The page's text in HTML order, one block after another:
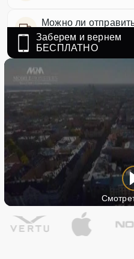
Можно ли
города?
Заберем и вернем
БЕСПЛАТНО